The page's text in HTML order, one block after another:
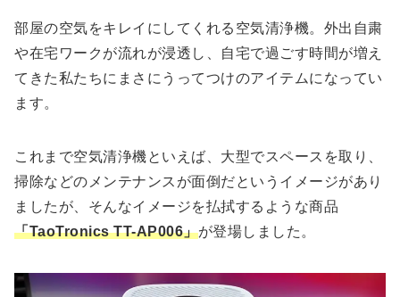
部屋の空気をキレイにしてくれる空気清浄機。外出自粛
や在宅ワークが流れが浸透し、自宅で過ごす時間が増え
てきた私たちにまさにうってつけのアイテムになってい
ます。
これまで空気清浄機といえば、大型でスペースを取り、
掃除などのメンテナンスが面倒だというイメージがあり
ましたが、そんなイメージを払拭するような商品
「TaoTronics TT-AP006」が登場しました。